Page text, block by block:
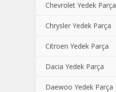
Chevrolet Yedek Parça
Chrysler Yedek Parça
Citroen Yedek Parça
Dacia Yedek Parça
Daewoo Yedek Parça